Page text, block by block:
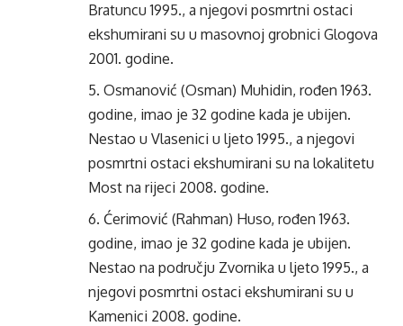
Bratuncu 1995., a njegovi posmrtni ostaci
ekshumirani su u masovnoj grobnici Glogova
2001. godine.
Osmanović (Osman) Muhidin, rođen 1963.
godine, imao je 32 godine kada je ubijen.
Nestao u Vlasenici u ljeto 1995., a njegovi
posmrtni ostaci ekshumirani su na lokalitetu
Most na rijeci 2008. godine.
Ćerimović (Rahman) Huso, rođen 1963.
godine, imao je 32 godine kada je ubijen.
Nestao na području Zvornika u ljeto 1995., a
njegovi posmrtni ostaci ekshumirani su u
Kamenici 2008. godine.